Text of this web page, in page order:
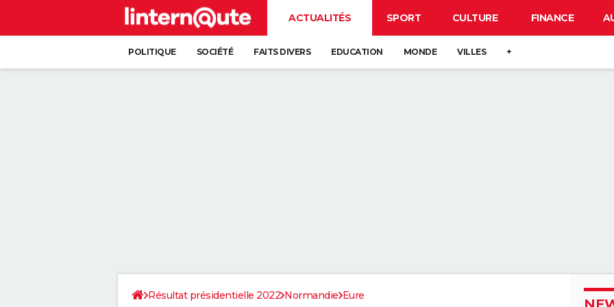
ACTUALITÉS SPORT CULTURE FINANCE
POLITIQUE SOCIÉTÉ FAITS DIVERS EDUCATION MONDE VILLES +
Résultat présidentielle 2022 Normandie Eure